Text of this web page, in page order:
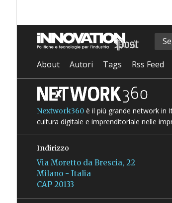
About Autori Tags Rss Feed
Nextwork360è il più grande network in
cultura digitale e imprenditoriale nelle
Indirizzo
Via Moretto da Brescia, 22
Milano - Italia
CAP 20133